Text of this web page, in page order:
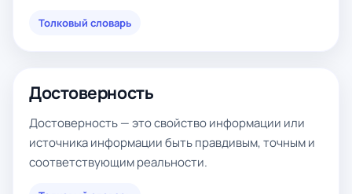
Толковый словарь
Достоверность
Достоверность — это свойство информации или
источника информации быть правдивым, точным и
соответствующим реальности.